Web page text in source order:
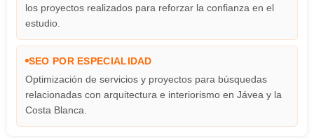
los proyectos realizados para reforzar la confianza en el
estudio.
SEO POR ESPECIALIDAD
Optimización de servicios y proyectos para búsquedas
relacionadas con arquitectura e interiorismo en Jávea y la
Costa Blanca.